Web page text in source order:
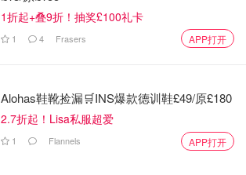
1折起+叠9折！抽奖£100礼卡
1 4 Frasers APP打开
Alohas鞋靴捡漏🛒INS爆款德训鞋£49/原£180
2.7折起！Lisa私服超爱
1 Flannels APP打开